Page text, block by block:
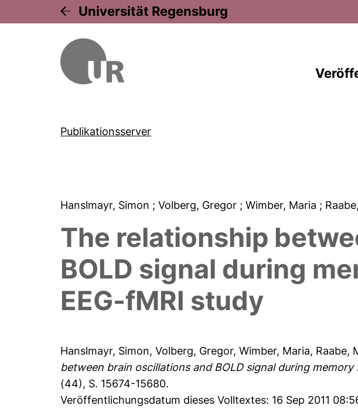
Universität Regensburg
Publikationsserver
Hanslmayr, Simon ; Volberg, Gregor ; Wimber, Maria ;
The relationship
BOLD signal during
EEG-fMRI study
Hanslmayr, Simon,Volberg, Gregor,Wimber, Maria, Raabe,
between brain oscillations and BOLD signal during
(44), S. 15674-15680.
Veröffentlichungsdatum dieses Volltextes: 16 Sep 2011